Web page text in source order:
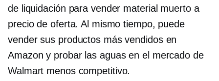
de liquidación para vender material muerto a
precio de oferta. Al mismo tiempo, puede
vender sus productos más vendidos en
Amazon y probar las aguas en el mercado de
Walmart menos competitivo.